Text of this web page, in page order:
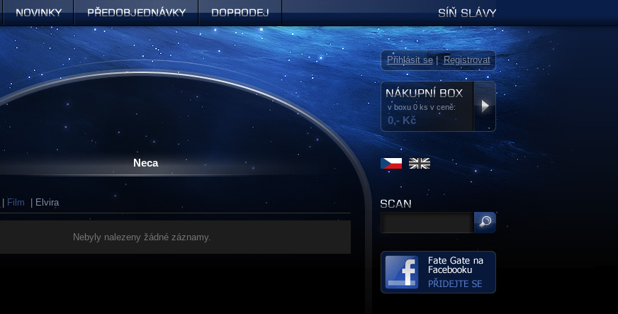
Neca
Film | Elvira
Nebyly nalezeny žádné záznamy.
v boxu 0 ks v ceně:
0,- Kč
Přihlásit se|Registrovat
Předobjednávky Síň slávy